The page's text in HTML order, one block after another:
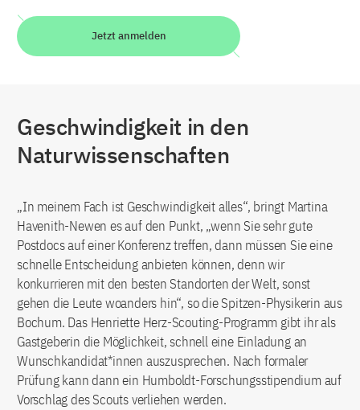
Jetzt anmelden
Geschwindigkeit in den
Naturwissenschaften
„In meinem Fach ist Geschwindigkeit alles“, bringt Martina
Havenith-Newen es auf den Punkt, „wenn Sie sehr gute
Postdocs auf einer Konferenz treffen, dann müssen Sie eine
schnelle Entscheidung anbieten können, denn wir
konkurrieren mit den besten Standorten der Welt, sonst
gehen die Leute woanders hin“, so die Spitzen-Physikerin aus
Bochum. Das Henriette Herz-Scouting-Programm gibt ihr als
Gastgeberin die Möglichkeit, schnell eine Einladung an
Wunschkandidat*innen auszusprechen. Nach formaler
Prüfung kann dann ein Humboldt-Forschungsstipendium auf
Vorschlag des Scouts verliehen werden.